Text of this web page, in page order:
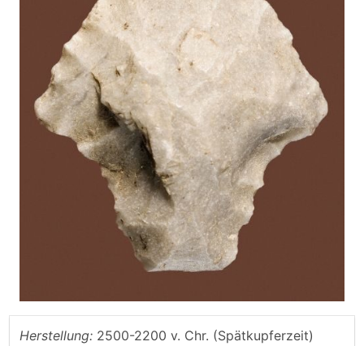
Herstellung: 2500-2200 v. Chr. (Spätkupferzeit)